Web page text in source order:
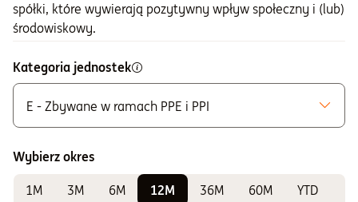
spółki, które wywierają pozytywny wpływ społeczny i (lub)
środowiskowy.
Kategoria jednostek
E - Zbywane w ramach PPE i PPI
K - Zbywane w ramach IKE i IKZE
Do sprawdzania wyników
Wybierz okres
1M 3M 6M 12M 36M 60M
YTD